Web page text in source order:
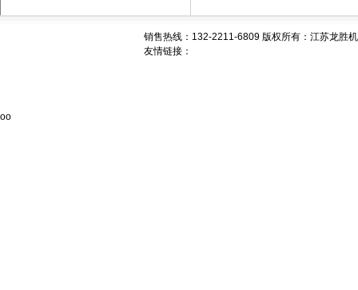
销售热线：132-2211-6809 版权所有：江苏龙胜
友情链接：
oo